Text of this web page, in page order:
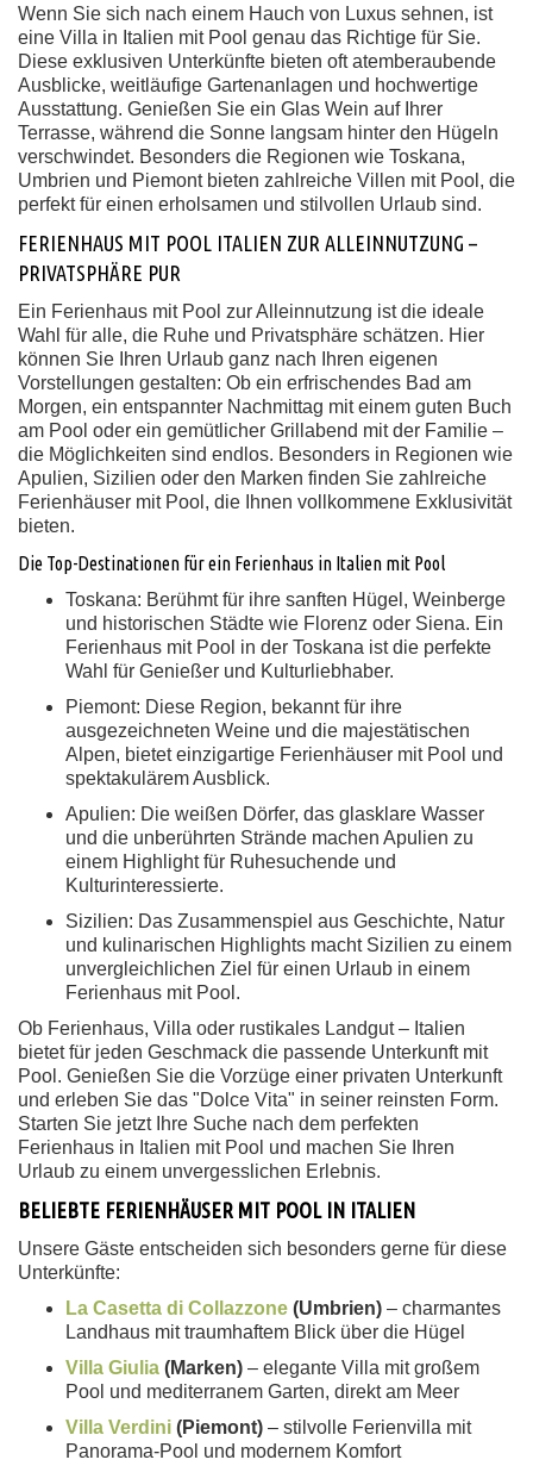
Wenn Sie sich nach einem Hauch von Luxus sehnen, ist
eine Villa in Italien mit Pool genau das Richtige für Sie.
Diese exklusiven Unterkünfte bieten oft atemberaubende
Ausblicke, weitläufige Gartenanlagen und hochwertige
Ausstattung. Genießen Sie ein Glas Wein auf Ihrer
Terrasse, während die Sonne langsam hinter den Hügeln
verschwindet. Besonders die Regionen wie Toskana,
Umbrien und Piemont bieten zahlreiche Villen mit Pool, die
perfekt für einen erholsamen und stilvollen Urlaub sind.
FERIENHAUS MIT POOL ITALIEN ZUR ALLEINNUTZUNG –
PRIVATSPHÄRE PUR
Ein Ferienhaus mit Pool zur Alleinnutzung ist die ideale
Wahl für alle, die Ruhe und Privatsphäre schätzen. Hier
können Sie Ihren Urlaub ganz nach Ihren eigenen
Vorstellungen gestalten: Ob ein erfrischendes Bad am
Morgen, ein entspannter Nachmittag mit einem guten Buch
am Pool oder ein gemütlicher Grillabend mit der Familie –
die Möglichkeiten sind endlos. Besonders in Regionen wie
Apulien, Sizilien oder den Marken finden Sie zahlreiche
Ferienhäuser mit Pool, die Ihnen vollkommene Exklusivität
bieten.
Die Top-Destinationen für ein Ferienhaus in Italien mit Pool
Toskana: Berühmt für ihre sanften Hügel, Weinberge
und historischen Städte wie Florenz oder Siena. Ein
Ferienhaus mit Pool in der Toskana ist die perfekte
Wahl für Genießer und Kulturliebhaber.
Piemont: Diese Region, bekannt für ihre
ausgezeichneten Weine und die majestätischen
Alpen, bietet einzigartige Ferienhäuser mit Pool und
spektakulärem Ausblick.
Apulien: Die weißen Dörfer, das glasklare Wasser
und die unberührten Strände machen Apulien zu
einem Highlight für Ruhesuchende und
Kulturinteressierte.
Sizilien: Das Zusammenspiel aus Geschichte, Natur
und kulinarischen Highlights macht Sizilien zu einem
unvergleichlichen Ziel für einen Urlaub in einem
Ferienhaus mit Pool.
Ob Ferienhaus, Villa oder rustikales Landgut – Italien
bietet für jeden Geschmack die passende Unterkunft mit
Pool. Genießen Sie die Vorzüge einer privaten Unterkunft
und erleben Sie das "Dolce Vita" in seiner reinsten Form.
Starten Sie jetzt Ihre Suche nach dem perfekten
Ferienhaus in Italien mit Pool und machen Sie Ihren
Urlaub zu einem unvergesslichen Erlebnis.
BELIEBTE FERIENHÄUSER MIT POOL IN ITALIEN
Unsere Gäste entscheiden sich besonders gerne für diese
Unterkünfte:
La Casetta di Collazzone (Umbrien) – charmantes
Landhaus mit traumhaftem Blick über die Hügel
Villa Giulia (Marken) – elegante Villa mit großem
Pool und mediterranem Garten, direkt am Meer
Villa Verdini (Piemont) – stilvolle Ferienvilla mit
Panorama-Pool und modernem Komfort